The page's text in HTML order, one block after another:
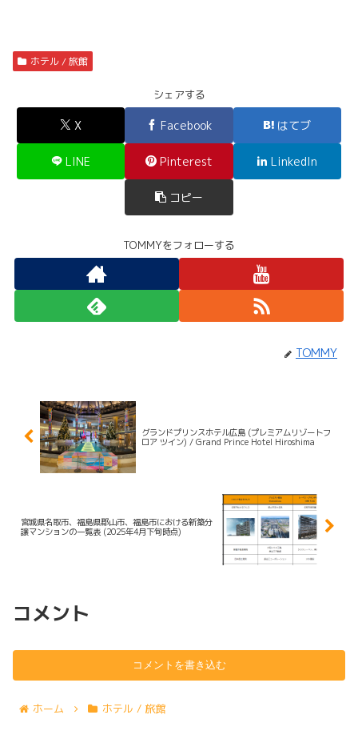
ホテル / 旅館
シェアする
X Facebook はてブ
LINE Pinterest LinkedIn
コピー
TOMMYをフォローする
TOMMY
グランドプリンスホテル広島 (プレミアムリゾートフ
ロア ツイン) / Grand Prince Hotel Hiroshima
宮城県名取市、福島県郡山市、福島市における新築分
譲マンションの一覧表 (2025年4月下旬時点)
コメント
コメントを書き込む
ホーム ホテル / 旅館